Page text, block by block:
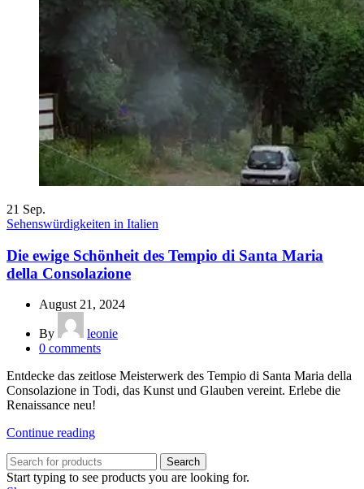
21 Sep.
Sehenswürdigkeiten in Italien
Die ewige Schönheit des Tempio di Santa Maria
della Consolazione
August 21, 2024
By
leonie
0 comments
Entdecke das zeitlose Meisterwerk des Tempio di Santa Maria della
Consolazione in Todi, das Kunst und Glauben vereint. Erlebe die
Renaissance neu!
Continue reading
Search
Start typing to see products you are looking for.